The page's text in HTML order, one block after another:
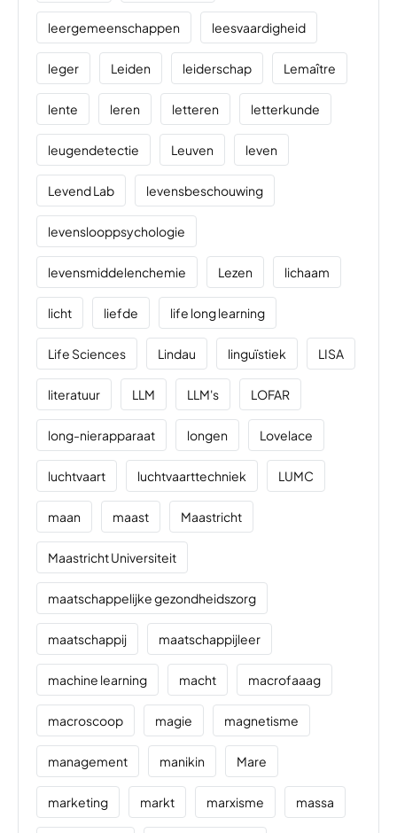
leergemeenschappen leesvaardigheid
leger Leiden leiderschap Lemaître
lente leren letteren letterkunde
leugendetectie Leuven leven
Levend Lab levensbeschouwing
levenslooppsychologie
levensmiddelenchemie Lezen lichaam
licht liefde life long learning
Life Sciences Lindau linguïstiek LISA
literatuur LLM LLM's LOFAR
long-nierapparaat longen Lovelace
luchtvaart luchtvaarttechniek LUMC
maan maast Maastricht
Maastricht Universiteit
maatschappelijke gezondheidszorg
maatschappij maatschappijleer
machine learning macht macrofaaag
macroscoop magie magnetisme
management manikin Mare
marketing markt marxisme massa